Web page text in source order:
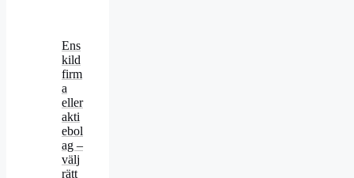
Ens
kild
firm
a
eller
akti
ebol
ag –
välj
rätt